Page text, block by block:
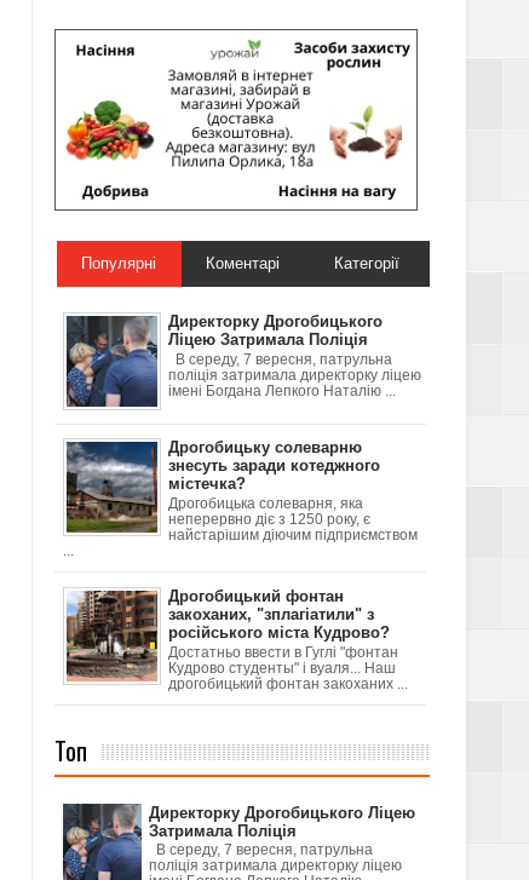
Популярні Коментарі Категорії
Директорку Дрогобицького
Ліцею Затримала Поліція
В середу, 7 вересня, патрульна
поліція затримала директорку ліцею
імені Богдана Лепкого Наталію ...
Дрогобицьку солеварню
знесуть заради котеджного
містечка?
Дрогобицька солеварня, яка
неперервно діє з 1250 року, є
найстарішим діючим підприємством
Дрогобицький фонтан
закоханих, "зплагіатили" з
російського міста Кудрово?
Достатньо ввести в Гуглі "фонтан
Кудрово студенты" і вуаля... Наш
дрогобицький фонтан закоханих ...
Топ
Директорку Дрогобицького Ліцею
Затримала Поліція
В середу, 7 вересня, патрульна
поліція затримала директорку ліцею